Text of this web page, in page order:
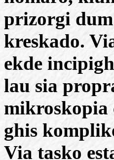
prizorgi
kreskado.
ekde
lau sia
mikroskopia
ghis
Via tasko